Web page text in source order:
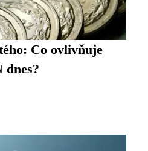
Co ovlivňuje
dnes?